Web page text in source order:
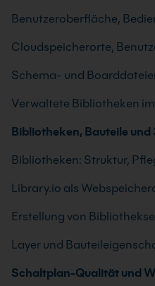
Benutzeroberfläche,
Cloudspeicherorte,
Schema- und
Verwaltete Bibliotheken
Bibliotheken, Bauteile und
Bibliotheken: Struktur,
Library.io als
Erstellung von
Layer und
Schaltplan-Qualität und